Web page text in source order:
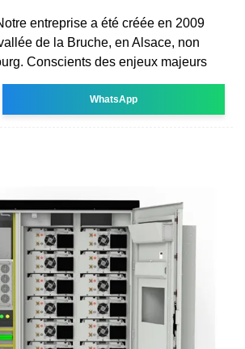
entreprise a été créée en 2009
de la Bruche, en Alsace, non
Conscients des enjeux majeurs
WhatsApp